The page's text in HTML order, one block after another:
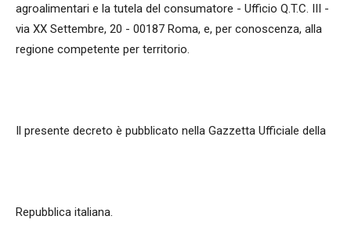
agroalimentari e la tutela del consumatore - Ufficio Q.T.C. III -
via XX Settembre, 20 - 00187 Roma, e, per conoscenza, alla
regione competente per territorio.
Il presente decreto è pubblicato nella Gazzetta Ufficiale della
Repubblica italiana.